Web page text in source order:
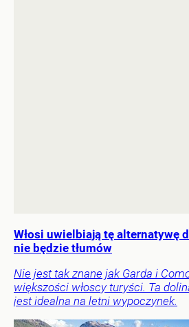
Włosi uwielbiają tę alternatywę
nie będzie tłumów
Nie jest tak znane jak Garda i
większości włoscy turyści. Ta
jest idealna na letni wypoczynek.